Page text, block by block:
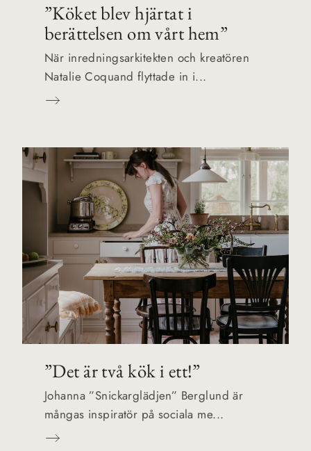
”Köket blev hjärtat i
berättelsen om vårt hem”
När inredningsarkitekten och kreatören
Natalie Coquand flyttade in i...
”Det är två kök i ett!”
Johanna ”Snickarglädjen” Berglund är
mångas inspiratör på sociala me...